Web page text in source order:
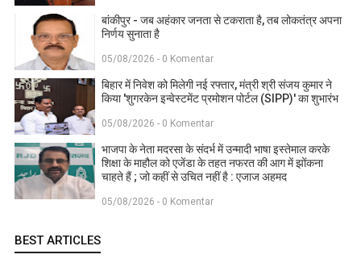
बांकीपुर - जब अहंकार जनता से टकराता है, तब लोकतंत्र अपना
निर्णय सुनाता है
05/08/2026 - 0 Komentar
बिहार में निवेश को मिलेगी नई रफ्तार, मंत्री श्री संजय कुमार ने
किया 'शुगरकेन इन्वेस्टमेंट प्रमोशन पोर्टल (SIPP)' का शुभारंभ
05/08/2026 - 0 Komentar
भाजपा के नेता मदरसा के संदर्भ में उन्मादी भाषा इस्तेमाल करके
शिक्षा के माहौल को एजेंडा के तहत नफरत की आग में झोंकना
चाहते हैं ; जो कहीं से उचित नहीं है : एजाज अहमद
05/08/2026 - 0 Komentar
BEST ARTICLES